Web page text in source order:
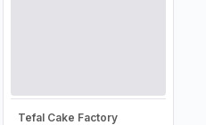
Tefal Cake Factory